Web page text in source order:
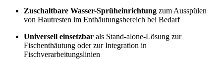
Zuschaltbare Wasser-Sprüheinrichtung zum Ausspülen
von Hautresten im Enthäutungsbereich bei Bedarf
Universell einsetzbar als Stand-alone-Lösung zur
Fischenthäutung oder zur Integration in
Fischverarbeitungslinien